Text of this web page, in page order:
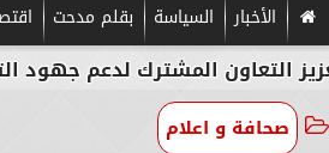
الأخبار السياسة بقلم مدحت
المشترك لدعم جهود التنمية
صحافة و اعلام